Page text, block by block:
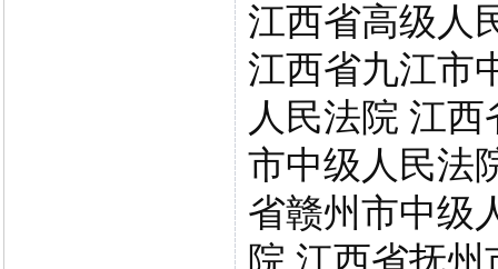
江西省高级人
江西省九江市
人民法院 江
市中级人民法
省赣州市中级
院 江西省抚